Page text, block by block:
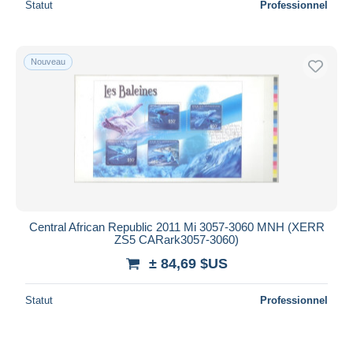
Statut Professionnel
Nouveau
Central African Republic 2011 Mi 3057-3060 MNH (XERR
ZS5 CARark3057-3060)
± 84,69 $US
Statut Professionnel